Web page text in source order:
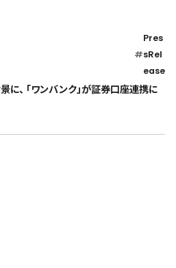
#
Pres
sRel
ease
に、 「ワンバンク」が証券口座連携に